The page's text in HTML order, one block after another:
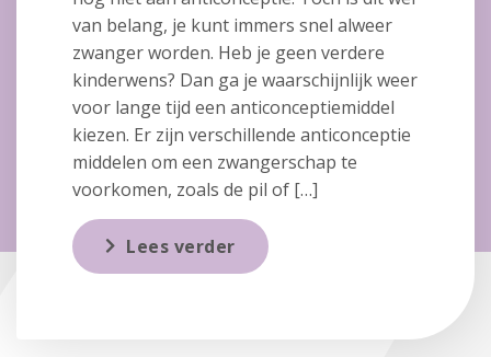
van belang, je kunt immers snel alweer
zwanger worden. Heb je geen verdere
kinderwens? Dan ga je waarschijnlijk weer
voor lange tijd een anticonceptiemiddel
kiezen. Er zijn verschillende anticonceptie
middelen om een zwangerschap te
voorkomen, zoals de pil of […]
Lees verder